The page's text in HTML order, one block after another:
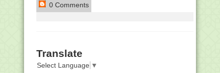
0 Comments
Translate
Select Language ▼